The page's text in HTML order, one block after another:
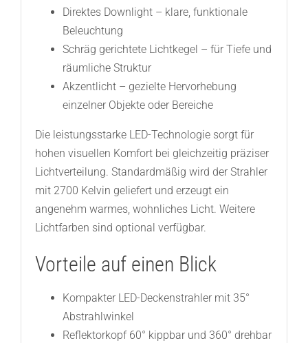
Direktes Downlight – klare, funktionale
Beleuchtung
Schräg gerichtete Lichtkegel – für Tiefe und
räumliche Struktur
Akzentlicht – gezielte Hervorhebung
einzelner Objekte oder Bereiche
Die leistungsstarke LED-Technologie sorgt für
hohen visuellen Komfort bei gleichzeitig präziser
Lichtverteilung. Standardmäßig wird der Strahler
mit 2700 Kelvin geliefert und erzeugt ein
angenehm warmes, wohnliches Licht. Weitere
Lichtfarben sind optional verfügbar.
Vorteile auf einen Blick
Kompakter LED-Deckenstrahler mit 35°
Abstrahlwinkel
Reflektorkopf 60° kippbar und 360° drehbar